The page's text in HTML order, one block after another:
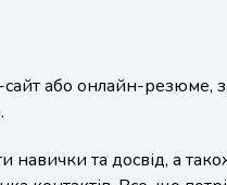
або онлайн-
та досвід, а